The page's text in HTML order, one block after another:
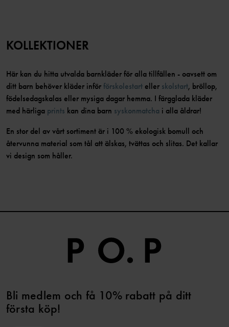
KOLLEKTIONER
Här kan du hitta utvalda barnkläder för alla tillfällen - oavsett om
ditt barn behöver kläder inför förskolestart eller skolstart, bröllop,
födelsedagskalas eller mysiga dagar hemma. I färgglada kläder
med härliga prints kan dina barn syskonmatcha i alla åldrar!
En stor del av vårt sortiment är i 100 % ekologisk bomull och
återvunna material som tål att älskas, tvättas och slitas. Det kallar
vi design som håller.
Bli medlem och få 10% rabatt på ditt
första köp!